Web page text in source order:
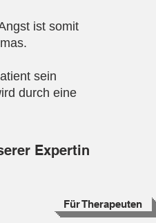
ist somit
sein
durch eine
Expertin
Für Therapeuten